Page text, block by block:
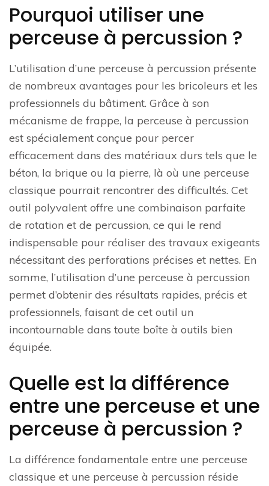
Pourquoi utiliser une
perceuse à percussion ?
L’utilisation d’une perceuse à percussion présente
de nombreux avantages pour les bricoleurs et les
professionnels du bâtiment. Grâce à son
mécanisme de frappe, la perceuse à percussion
est spécialement conçue pour percer
efficacement dans des matériaux durs tels que le
béton, la brique ou la pierre, là où une perceuse
classique pourrait rencontrer des difficultés. Cet
outil polyvalent offre une combinaison parfaite
de rotation et de percussion, ce qui le rend
indispensable pour réaliser des travaux exigeants
nécessitant des perforations précises et nettes. En
somme, l’utilisation d’une perceuse à percussion
permet d’obtenir des résultats rapides, précis et
professionnels, faisant de cet outil un
incontournable dans toute boîte à outils bien
équipée.
Quelle est la différence
entre une perceuse et une
perceuse à percussion ?
La différence fondamentale entre une perceuse
classique et une perceuse à percussion réside